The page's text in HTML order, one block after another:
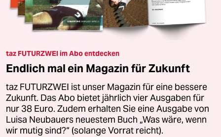
taz FUTURZWEI im Abo entdecken
Endlich mal ein Magazin für Zukunft
taz FUTURZWEI ist unser Magazin für eine bessere
Zukunft. Das Abo bietet jährlich vier Ausgaben für
nur 38 Euro. Zudem erhalten Sie eine Ausgabe von
Luisa Neubauers neuestem Buch „Was wäre, wenn
wir mutig sind?“ (solange Vorrat reicht).